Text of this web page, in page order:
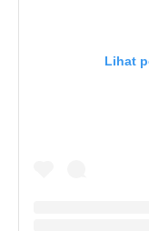
Lihat